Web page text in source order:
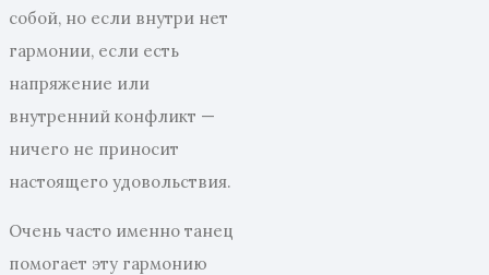
собой, но если внутри нет
гармонии, если есть
напряжение или
внутренний конфликт —
ничего не приносит
настоящего удовольствия.
Очень часто именно танец
помогает эту гармонию